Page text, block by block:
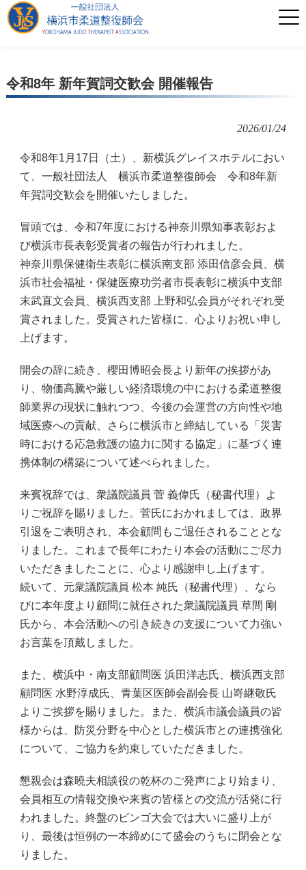
令和8年 新年賀詞交歓会 開催報告
2026/01/24
令和8年1月17日（土）、新横浜グレイスホテルにおい
て、一般社団法人 横浜市柔道整復師会 令和8年新
年賀詞交歓会を開催いたしました。
冒頭では、令和7年度における神奈川県知事表彰およ
び横浜市長表彰受賞者の報告が行われました。
神奈川県保健衛生表彰に横浜南支部 添田信彦会員、横
浜市社会福祉・保健医療功労者市長表彰に横浜中支部
末武直文会員、横浜西支部 上野和弘会員がそれぞれ受
賞されました。受賞された皆様に、心よりお祝い申し
上げます。
開会の辞に続き、櫻田博昭会長より新年の挨拶があ
り、物価高騰や厳しい経済環境の中における柔道整復
師業界の現状に触れつつ、今後の会運営の方向性や地
域医療への貢献、さらに横浜市と締結している「災害
時における応急救護の協力に関する協定」に基づく連
携体制の構築について述べられました。
来賓祝辞では、衆議院議員 菅 義偉氏（秘書代理）よ
りご祝辞を賜りました。菅氏におかれましては、政界
引退をご表明され、本会顧問もご退任されることとな
りました。これまで長年にわたり本会の活動にご尽力
いただきましたことに、心より感謝申し上げます。
続いて、元衆議院議員 松本 純氏（秘書代理）、なら
びに本年度より顧問に就任された衆議院議員 草間 剛
氏から、本会活動への引き続きの支援について力強い
お言葉を頂戴しました。
また、横浜中・南支部顧問医 浜田洋志氏、横浜西支部
顧問医 水野淳成氏、青葉区医師会副会長 山嵜継敬氏
よりご挨拶を賜りました。また、横浜市議会議員の皆
様からは、防災分野を中心とした横浜市との連携強化
について、ご協力を約束していただきました。
懇親会は森曉夫相談役の乾杯のご発声により始まり、
会員相互の情報交換や来賓の皆様との交流が活発に行
われました。終盤のビンゴ大会では大いに盛り上が
り、最後は恒例の一本締めにて盛会のうちに閉会とな
りました。